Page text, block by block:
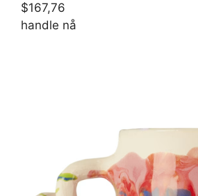
$167,76
handle nå